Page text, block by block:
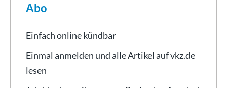
Abo
Einfach online kündbar
Einmal anmelden und alle Artikel auf vkz.de
lesen